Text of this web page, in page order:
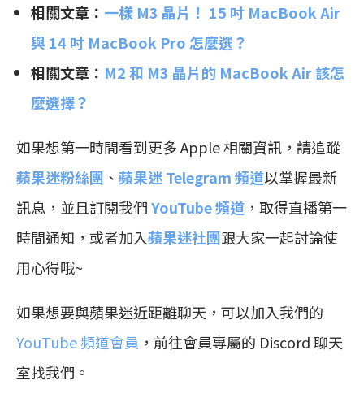
相關文章： 一樣 M3 晶片！ 15 吋 MacBook Air
與 14 吋 MacBook Pro 怎麼選？
相關文章： M2 和 M3 晶片的 MacBook Air 該怎
麼選擇？
如果想第一時間看到更多 Apple 相關資訊，請追蹤
蘋果迷粉絲團 、 蘋果迷 Telegram 頻道以掌握最新
訊息，並且訂閱我們YouTube 頻道 ，取得直播第一
時間通知，或者加入蘋果迷社團跟大家一起討論使
用心得哦~
如果想要與蘋果迷近距離聊天，可以加入我們的
YouTube 頻道會員 ，前往會員專屬的 Discord 聊天
室找我們。